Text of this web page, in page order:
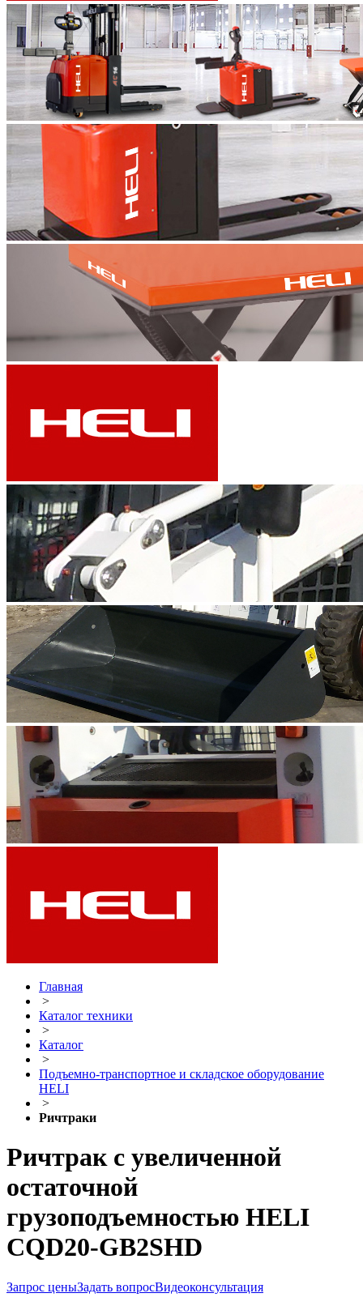
Главная
>
Каталог техники
>
Каталог
>
Подъемно-транспортное и складское оборудование
HELI
>
Ричтраки
Ричтрак с увеличенной
остаточной
грузоподъемностью HELI
CQD20-GB2SHD
Запрос ценыЗадать вопросВидеоконсультация